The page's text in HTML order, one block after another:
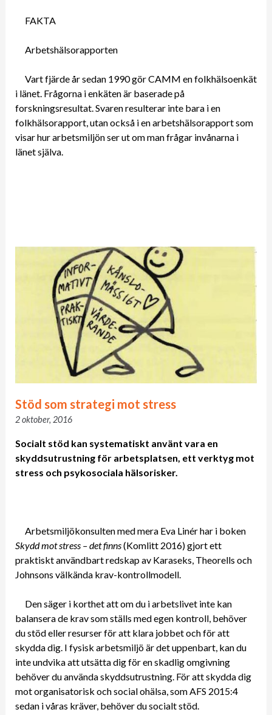
FAKTA
Arbetshälsorapporten
Vart fjärde år sedan 1990 gör CAMM en folkhälsoenkät
i länet. Frågorna i enkäten är baserade på
forskningsresultat. Svaren resulterar inte bara i en
folkhälsorapport, utan också i en arbetshälsorapport som
visar hur arbetsmiljön ser ut om man frågar invånarna i
länet själva.
Stöd som strategi mot stress
2 oktober, 2016
Socialt stöd kan systematiskt använt vara en
skyddsutrustning för arbetsplatsen, ett verktyg mot
stress och psykosociala hälsorisker.
Arbetsmiljökonsulten med mera Eva Linér har i boken
Skydd mot stress – det finns(Komlitt 2016) gjort ett
praktiskt användbart redskap av Karaseks, Theorells och
Johnsons välkända krav-kontrollmodell.
Den säger i korthet att om du i arbetslivet inte kan
balansera de krav som ställs med egen kontroll, behöver
du stöd eller resurser för att klara jobbet och för att
skydda dig. I fysisk arbetsmiljö är det uppenbart, kan du
inte undvika att utsätta dig för en skadlig omgivning
behöver du använda skyddsutrustning. För att skydda dig
mot organisatorisk och social ohälsa, som AFS 2015:4
sedan i våras kräver, behöver du socialt stöd.